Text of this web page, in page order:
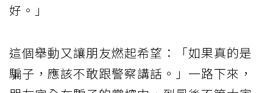
好。」
這個舉動又讓朋友燃起希望：「如果真的是
騙子，應該不敢跟警察講話。」一路下來，